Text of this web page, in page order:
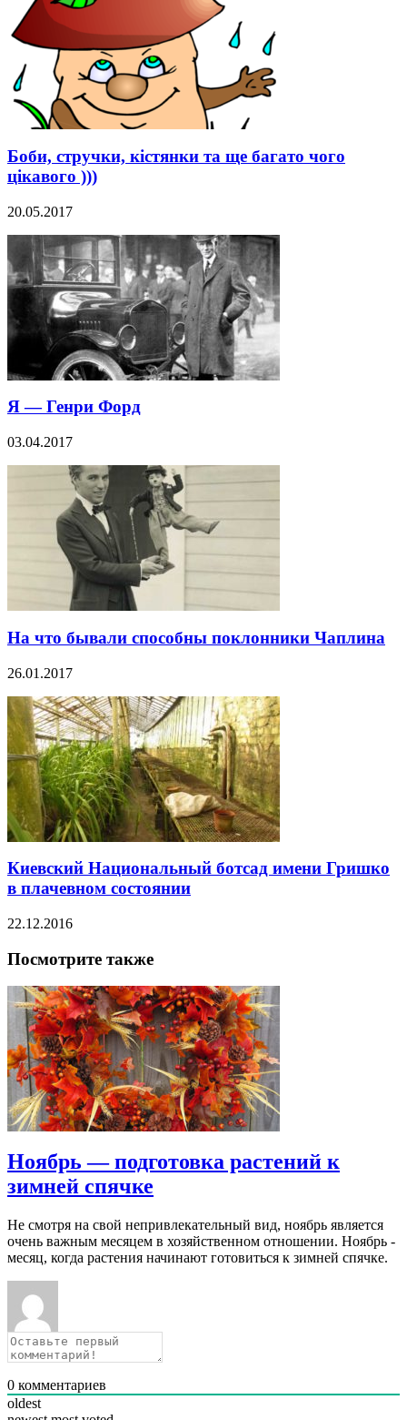
Боби, стручки, кістянки та ще багато чого
цікавого )))
20.05.2017
Я — Генри Форд
03.04.2017
На что бывали способны поклонники Чаплина
26.01.2017
Киевский Национальный ботсад имени Гришко
в плачевном состоянии
22.12.2016
Посмотрите также
Ноябрь — подготовка растений к
зимней спячке
Не смотря на свой непривлекательный вид, ноябрь является
очень важным месяцем в хозяйственном отношении. Ноябрь -
месяц, когда растения начинают готовиться к зимней спячке.
0 комментариев
oldest